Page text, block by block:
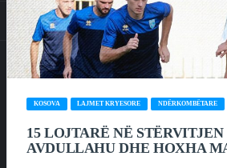
KOSOVA LAJMET KRYESORE NDËRKOMBËTARE
15 LOJTARË NË STËRVITJEN
AVDULLAHU DHE HOXHA